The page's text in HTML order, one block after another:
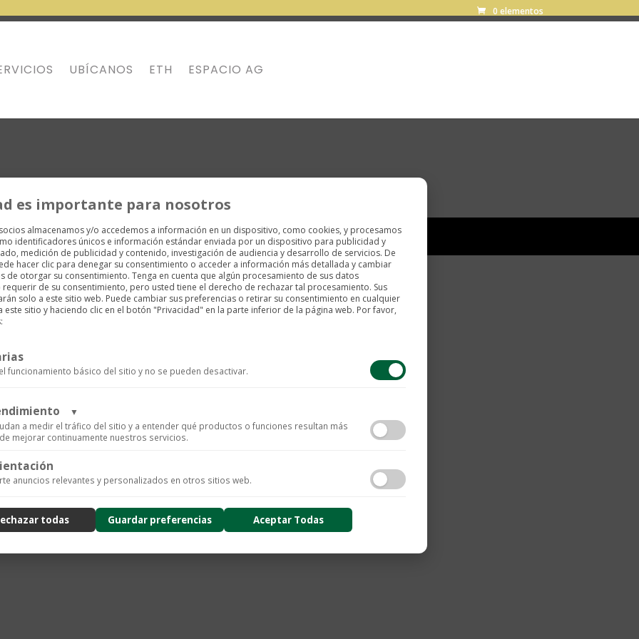
0 elementos
UBÍCANOS ETH ESPACIO AG
diseñado por Gallardía Digital |Ver Términos y Condiciones
es importante para nosotros
almacenamos y/o accedemos a información en un dispositivo, como cookies, y procesamos
identificadores únicos e información estándar enviada por un dispositivo para publicidad y
medición de publicidad y contenido, investigación de audiencia y desarrollo de servicios. De
hacer clic para denegar su consentimiento o acceder a información más detallada y cambiar
de otorgar su consentimiento. Tenga en cuenta que algún procesamiento de sus datos
de su consentimiento, pero usted tiene el derecho de rechazar tal procesamiento. Sus
solo a este sitio web. Puede cambiar sus preferencias o retirar su consentimiento en cualquier
este sitio y haciendo clic en el botón "Privacidad" en la parte inferior de la página web. Por favor,
funcionamiento básico del sitio y no se pueden desactivar.
▼
a medir el tráfico del sitio y a entender qué productos o funciones resultan más
mejorar continuamente nuestros servicios.
para recopilar datos de uso anónimos, lo que nos permite analizar el rendimiento de nuestro contenido y las
de la experiencia del usuario (UX), incluyendo mapas de calor, análisis de zona, grabaciones de sesión
anuncios relevantes y personalizados en otros sitios web.
todas Guardar preferencias Aceptar Todas